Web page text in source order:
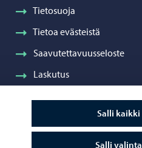
Salli kaikki
Salli valinta
Tietosuoja
Tietoa evästeistä
Saavutettavuusseloste
Laskutus